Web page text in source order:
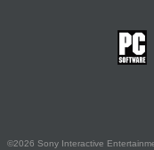
©2026 Sony Interactive